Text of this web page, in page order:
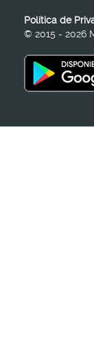
Política de
© 2015 - 2026